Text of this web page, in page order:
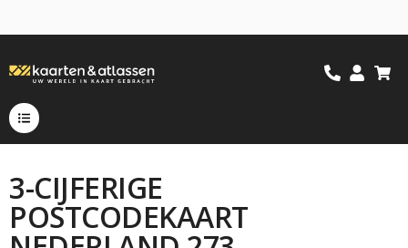
3-CIJFERIGE
POSTCODEKAART